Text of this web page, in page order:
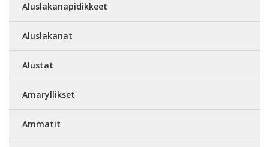
Aluslakanapidikkeet
Aluslakanat
Alustat
Amaryllikset
Ammatit